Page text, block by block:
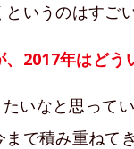
いうのはすご
2017年はどう
いなと思って
で積み重ねて